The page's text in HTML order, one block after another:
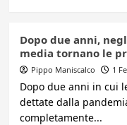
Dopo due anni,
media tornano le
Pippo Maniscalco 1
Dopo due anni in cui
dettate dalla
completamente...